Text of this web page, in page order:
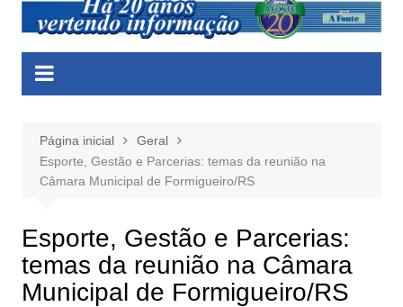
Página inicial
Geral
Esporte, Gestão e Parcerias: temas da reunião na
Câmara Municipal de Formigueiro/RS
Esporte, Gestão e Parcerias:
temas da reunião na Câmara
Municipal de Formigueiro/RS